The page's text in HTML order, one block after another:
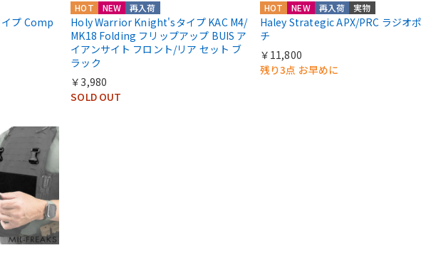
プ Comp
HOT NEW 再入荷
Holy Warrior Knight'sタイプ KAC M4/
MK18 Folding フリップアップ BUIS ア
イアンサイト フロント/リア セット ブ
ラック
￥3,980
SOLD OUT
HOT NEW 再入荷 実物
Haley Strategic APX/PRC ラジオ
チ
￥11,800
残り3点 お早めに